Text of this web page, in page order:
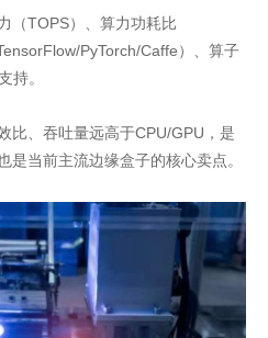
（TOPS）、算力功耗比
PyTorch/Caffe）、算子
持。
比、吞吐量远高于CPU/GPU，是
是当前主流边缘盒子的核心卖点。